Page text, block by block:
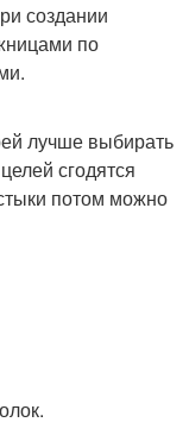
создании
по
лучше выбирать
сгодятся
потом можно